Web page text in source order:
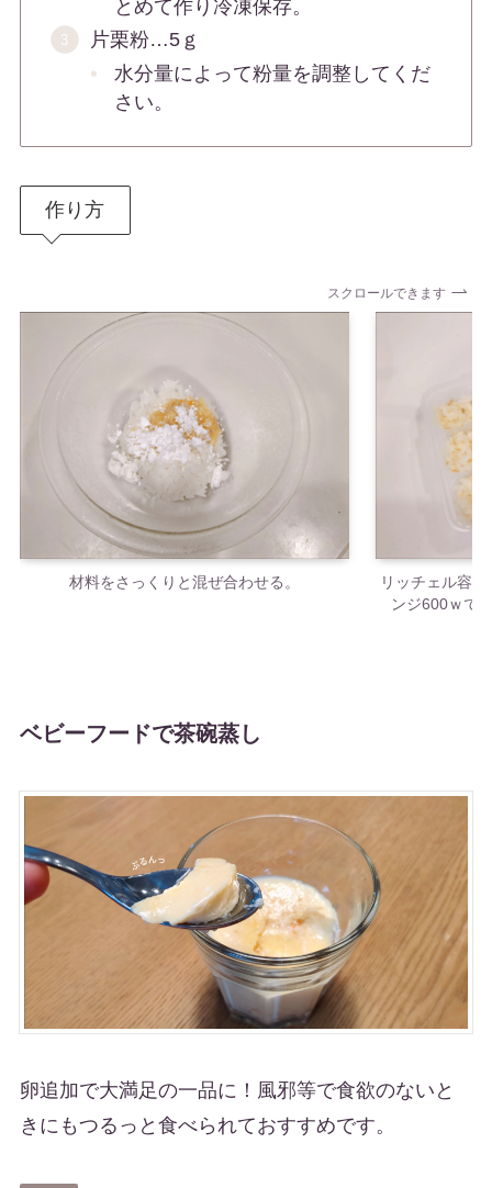
とめて作り冷凍保存。
片栗粉…5ｇ
水分量によって粉量を調整してくだ
さい。
作り方
スクロールできます
材料をさっくりと混ぜ合わせる。
リッチェル容
ンジ600ｗで
ベビーフードで茶碗蒸し
卵追加で大満足の一品に！風邪等で食欲のないと
きにもつるっと食べられておすすめです。